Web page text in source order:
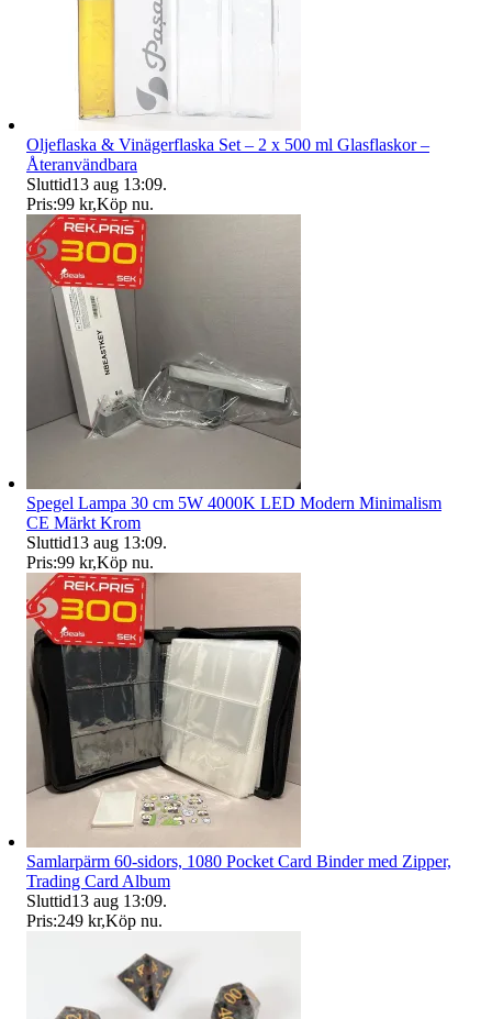
Oljeflaska & Vinägerflaska Set – 2 x 500 ml Glasflaskor –
Återanvändbara
Sluttid13 aug 13:09.
Pris:99 kr,Köp nu.
Spegel Lampa 30 cm 5W 4000K LED Modern Minimalism
CE Märkt Krom
Sluttid13 aug 13:09.
Pris:99 kr,Köp nu.
Samlarpärm 60-sidors, 1080 Pocket Card Binder med Zipper,
Trading Card Album
Sluttid13 aug 13:09.
Pris:249 kr,Köp nu.